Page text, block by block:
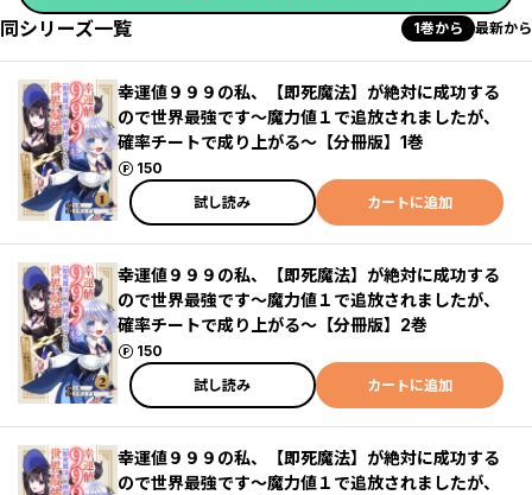
同シリーズ一覧 1巻から 最新から
幸運値９９９の私、【即死魔法】が絶対に成功する
ので世界最強です～魔力値１で追放されましたが、
確率チートで成り上がる～【分冊版】1巻
150
ポイント
試し読み
カートに追加
幸運値９９９の私、【即死魔法】が絶対に成功する
ので世界最強です～魔力値１で追放されましたが、
確率チートで成り上がる～【分冊版】2巻
150
ポイント
試し読み
カートに追加
幸運値９９９の私、【即死魔法】が絶対に成功する
ので世界最強です～魔力値１で追放されましたが、